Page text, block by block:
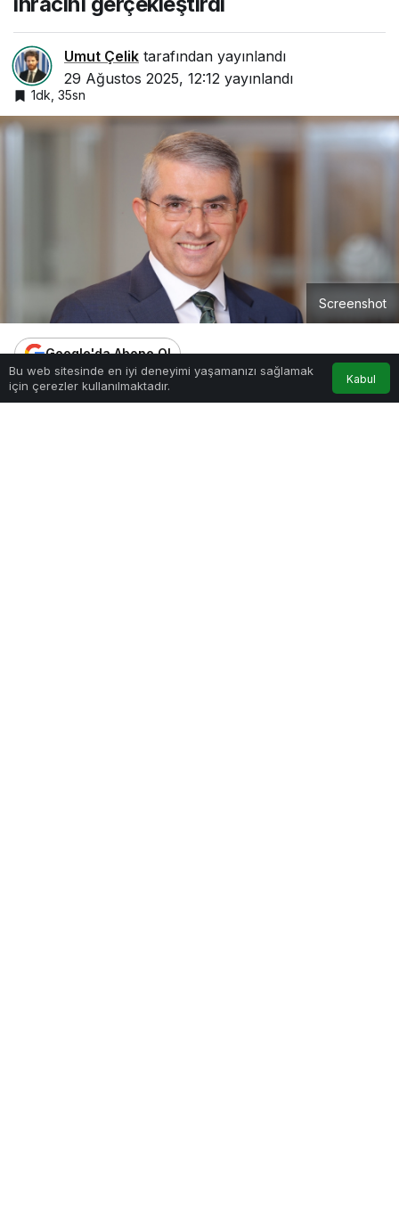
Umut Çelik tarafından yayınlandı
29 Ağustos 2025, 12:12 yayınlandı
1dk, 35sn
Screenshot
Google'da Abone Ol
0 Paylaş Beğen
Bu web sitesinde en iyi deneyimi yaşamanızı sağlamak
için çerezler kullanılmaktadır.
Kabul
Anasayfa Akış Bildirimler
0